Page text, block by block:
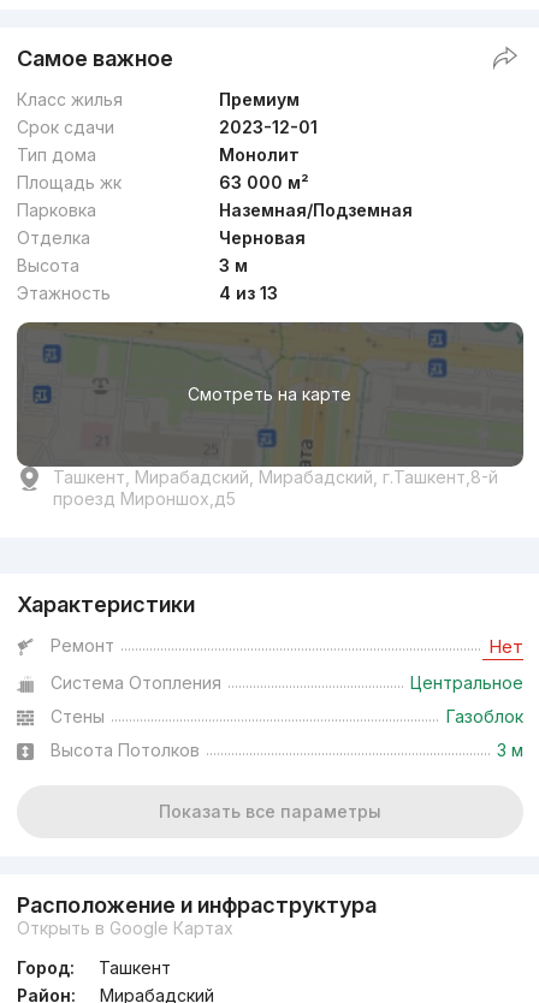
Самое важное
Класс жилья
Премиум
Срок сдачи
2023-12-01
Тип дома
Монолит
Площадь жк
63 000 м²
Парковка
Наземная/Подземная
Отделка
Черновая
Высота
3 м
Этажность
4 из 13
Смотреть на карте
Ташкент, Мирабадский, Мирабадский, г.Ташкент,8-й
проезд Мироншох,д5
Характеристики
Ремонт Нет
Система Отопления
Центральное
Стены
Газоблок
Высота Потолков
3 м
Показать все параметры
Расположение и инфраструктура
Открыть в Google Картах
Город:
Ташкент
Район:
Мирабадский